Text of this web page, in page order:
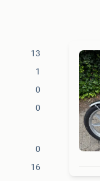
13
1
0
0
0
16